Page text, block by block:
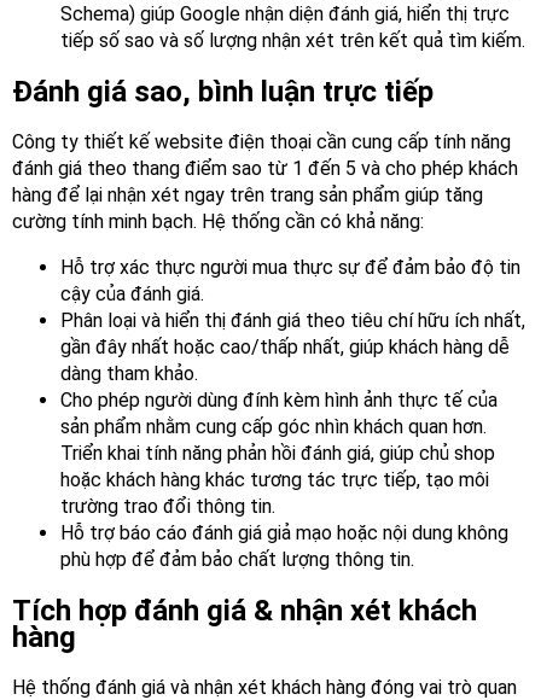
Schema) giúp Google nhận diện đánh giá, hiển thị trực
tiếp số sao và số lượng nhận xét trên kết quả tìm kiếm.
Đánh giá sao, bình luận trực tiếp
Công ty thiết kế website điện thoại cần cung cấp tính năng
đánh giá theo thang điểm sao từ 1 đến 5 và cho phép khách
hàng để lại nhận xét ngay trên trang sản phẩm giúp tăng
cường tính minh bạch. Hệ thống cần có khả năng:
Hỗ trợ xác thực người mua thực sự để đảm bảo độ tin
cậy của đánh giá.
Phân loại và hiển thị đánh giá theo tiêu chí hữu ích nhất,
gần đây nhất hoặc cao/thấp nhất, giúp khách hàng dễ
dàng tham khảo.
Cho phép người dùng đính kèm hình ảnh thực tế của
sản phẩm nhằm cung cấp góc nhìn khách quan hơn.
Triển khai tính năng phản hồi đánh giá, giúp chủ shop
hoặc khách hàng khác tương tác trực tiếp, tạo môi
trường trao đổi thông tin.
Hỗ trợ báo cáo đánh giá giả mạo hoặc nội dung không
phù hợp để đảm bảo chất lượng thông tin.
Tích hợp đánh giá & nhận xét khách
hàng
Hệ thống đánh giá và nhận xét khách hàng đóng vai trò quan